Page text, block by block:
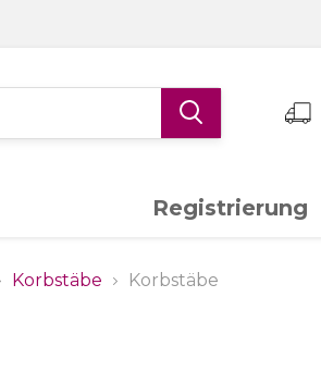
Aluminium
Registrierung
Korbstäbe Korbstäbe